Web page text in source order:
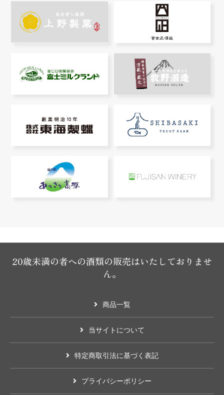
20歳未満の者への酒類の販売はいたしておりませ
ん。
商品一覧
当サイトについて
特定商取引法に基づく表記
プライバシーポリシー